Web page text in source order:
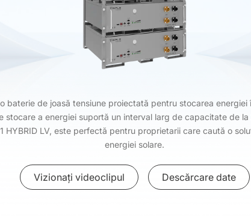
baterie de joasă tensiune proiectată pentru stocarea
stocare a energiei suportă un interval larg de capacitate de
HYBRID LV, este perfectă pentru proprietarii care caută o
energiei solare.
Vizionați videoclipul Descărcare date